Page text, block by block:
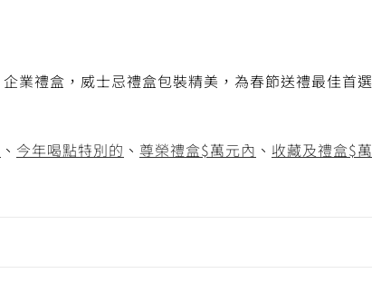
業禮盒，威士忌禮盒包裝精美，為春節送禮最佳首選
、 今年喝點特別的 、 尊榮禮盒$萬元內 、 收藏及禮盒$